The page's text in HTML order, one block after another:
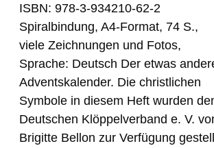
ISBN: 978-3-934210-62-2
Spiralbindung, A4-Format, 74 S.,
viele Zeichnungen und Fotos,
Sprache: Deutsch Der etwas
Adventskalender. Die christlichen
Symbole in diesem Heft wurden
Deutschen Klöppelverband e. V.
Brigitte Bellon zur Verfügung